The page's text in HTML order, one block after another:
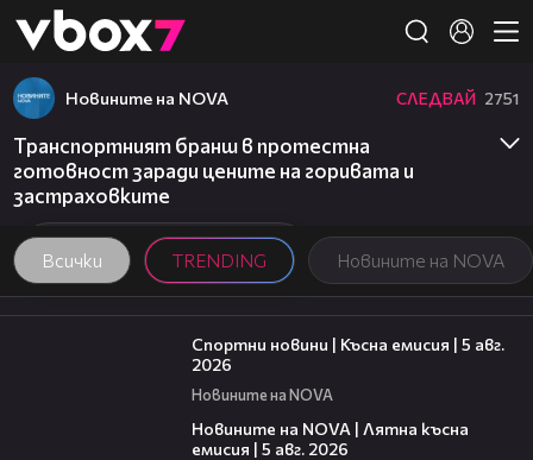
👾
Всички TRENDING Новините на NOVA
Новините на NOVA СЛЕДВАЙ 2751
Транспортният бранш в протестна
готовност заради цените на горивата и
застраховките
03:37
Спортни новини | Късна емисия | 5 авг.
2026
Новините на NOVA
Новините на NOVA | Лятна късна
емисия | 5 авг. 2026